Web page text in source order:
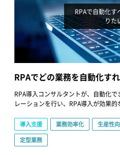
RPAで自動化す
りた
RPAでどの業務を自動化す
RPA導入コンサルタントが、自動化
レーションを行い、RPA導入が効果的
導入支援 業務効率化 生産性
定型業務